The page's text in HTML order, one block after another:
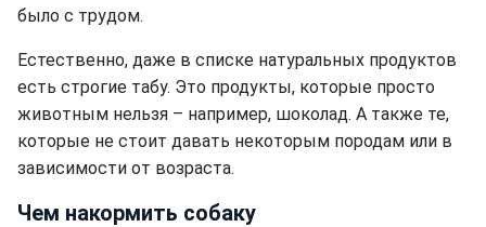
было с трудом.
Естественно, даже в списке натуральных продуктов
есть строгие табу. Это продукты, которые просто
животным нельзя – например, шоколад. А также те,
которые не стоит давать некоторым породам или в
зависимости от возраста.
Чем накормить собаку